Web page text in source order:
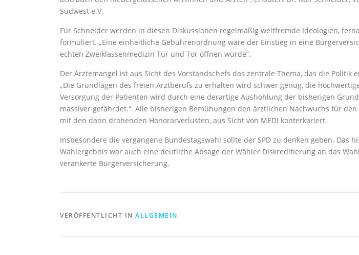
Südwest e.V.
Für Schneider werden in diesen Diskussionen regelmäßig weltfremde Ideologien,
formuliert. „Eine einheitliche Gebührenordnung wäre der Einstieg in eine
echten Zweiklassenmedizin Tür und Tor öffnen würde“.
Der Ärztemangel ist aus Sicht des Vorstandschefs das zentrale Thema, das die Politik
„Die Grundlagen des freien Arztberufs zu erhalten wird schwer genug, die
Versorgung der Patienten wird durch eine derartige Aushöhlung der bisherigen
massiver gefährdet.“. Alle bisherigen Bemühungen den ärztlichen Nachwuchs für
mit den dann drohenden Honorarverlusten, aus Sicht von MEDI konterkariert.
Insbesondere die vergangene Bundestagswahl sollte der SPD zu denken geben. Das
Wahlergebnis war auch eine deutliche Absage der Wähler Diskreditierung an das
verankerte Bürgerversicherung.
VERÖFFENTLICHT IN ALLGEMEIN